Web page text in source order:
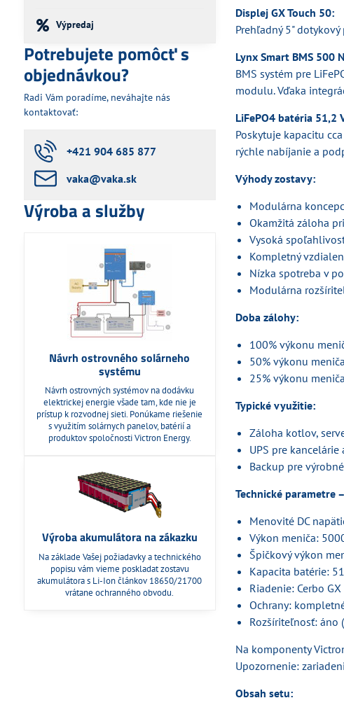
Displej GX Touch 50:
Prehľadný 5"
Lynx Smart BMS 500
BMS systém pre
modulu. Vďaka
LiFePO4 batéria 51,2
Poskytuje kapacitu
rýchle nabíjanie a
Výhody zostavy:
Modulárna
Okamžitá záloha
Vysoká
Kompletný
Nízka spotreba v
Modulárna
Doba zálohy:
100% výkonu
50% výkonu
25% výkonu
Typické využitie:
Záloha kotlov,
UPS pre
Backup pre
Technické parametre
Menovité DC
Výkon meniča:
Špičkový výkon
Kapacita batérie:
Riadenie: Cerbo
Ochrany:
Rozšíriteľnosť: áno
Na komponenty
Upozornenie:
Obsah setu:
Výpredaj
Potrebujete pomôcť s
objednávkou?
Radi Vám poradíme, neváhajte nás
kontaktovať:
+421 904 685 877
vaka​@vaka​.sk
Výroba a služby
Návrh ostrovného solárneho
systému
Návrh ostrovných systémov na dodávku
elektrickej energie všade tam, kde nie je
prístup k rozvodnej sieti. Ponúkame riešenie
s využitím solárnych panelov, batérií a
produktov spoločnosti Victron Energy.
Výroba akumulátora na zákazku
Na základe Vašej požiadavky a technického
popisu vám vieme poskladat zostavu
akumulátora s Li-Ion článkov 18650/21700
vrátane ochranného obvodu.